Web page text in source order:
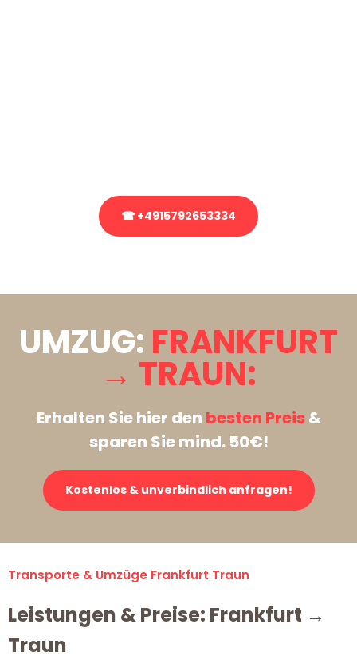
☎ +4915792653334
UMZUG: FRANKFURT
→ TRAUN:
Erhalten Sie hier den besten Preis&
sparen Sie mind. 50€!
Kostenlos & unverbindlich anfragen!
Transporte & Umzüge Frankfurt Traun
Leistungen & Preise: Frankfurt →
Traun